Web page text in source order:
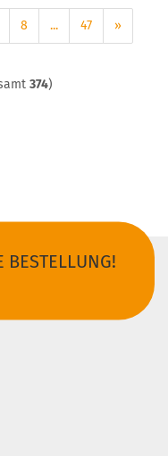
8 ... 47 »
374)
BESTELLUNG!